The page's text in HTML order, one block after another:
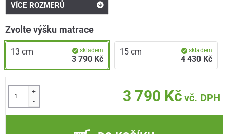
VÍCE ROZMERŮ
Zvolte výšku matrace
13 cm skladem
3 790 Kč
15 cm skladem
4 430 Kč
+
-
3 790 Kč vč. DPH